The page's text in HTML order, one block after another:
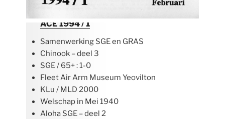
ACE 1994 / 1
Samenwerking SGE en GRAS
Chinook – deel 3
SGE / 65+ : 1-0
Fleet Air Arm Museum Yeovilton
KLu / MLD 2000
Welschap in Mei 1940
Aloha SGE – deel 2